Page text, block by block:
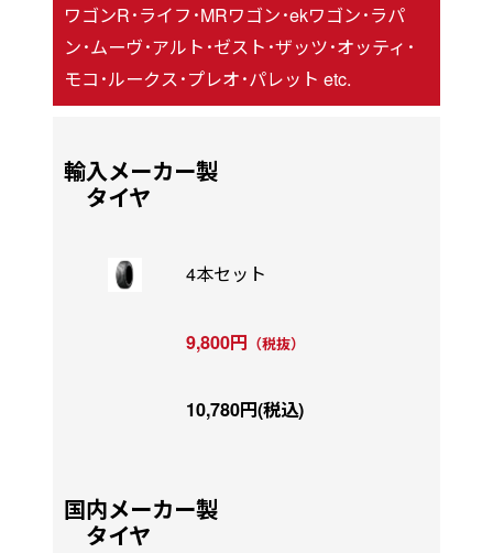
ワゴンR･ライフ･MRワゴン･ekワゴン･ラパ
ン･ムーヴ･アルト･ゼスト･ザッツ･オッティ･
モコ･ルークス･プレオ･パレット etc.
輸入メーカー製
タイヤ
4本セット
9,800円 （税抜）
10,780円(税込)
国内メーカー製
タイヤ